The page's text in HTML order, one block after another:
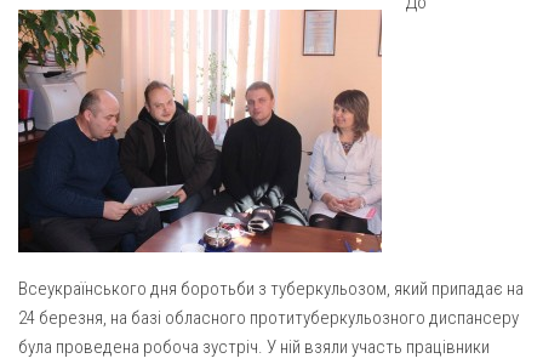
Архистратига Михаїла (м. Люботин)
Покрови Пресвятої Богородиці (с. Вільча)
Преображенська парафія (м. Лозова)
Парафія Благовіщення Пресвятої Богородиці (смт
Золочів)
Парафія Різдва Пресвятої Богородиці м. Берестин
(Красноград)
Пресвятої Трійці (м. Полтава)
Всіх Святих українського народу (м. Полтава)
Газета Християнський голос
Надруковані числа
Молитви
Галерея
Рух pro-life
Всеукраїнського дня боротьби з туберкульозом, який припадає на
24 березня, на базі обласного протитуберкульозного диспансеру
була проведена робоча зустріч. У ній взяли участь працівники